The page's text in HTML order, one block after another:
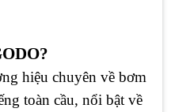
hiệu chuyên về bơm
toàn cầu, nổi bật về